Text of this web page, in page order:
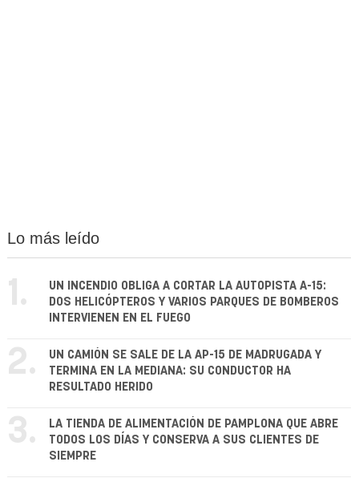
Lo más leído
1.
UN INCENDIO OBLIGA A CORTAR LA AUTOPISTA A-15:
DOS HELICÓPTEROS Y VARIOS PARQUES DE BOMBEROS
INTERVIENEN EN EL FUEGO
2.
UN CAMIÓN SE SALE DE LA AP-15 DE MADRUGADA Y
TERMINA EN LA MEDIANA: SU CONDUCTOR HA
RESULTADO HERIDO
3.
LA TIENDA DE ALIMENTACIÓN DE PAMPLONA QUE ABRE
TODOS LOS DÍAS Y CONSERVA A SUS CLIENTES DE
SIEMPRE